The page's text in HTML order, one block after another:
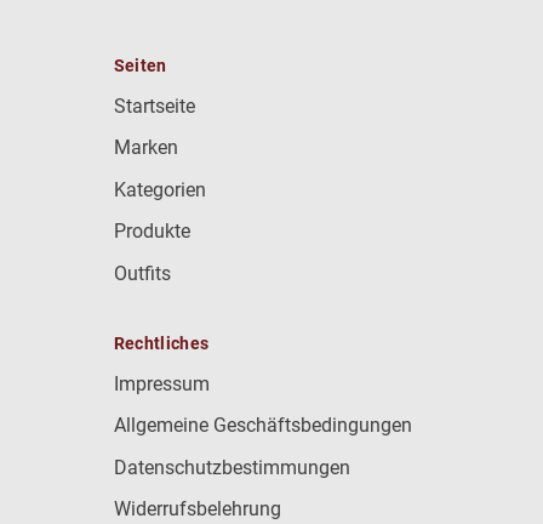
Seiten
Startseite
Marken
Kategorien
Produkte
Outfits
Rechtliches
Impressum
Allgemeine Geschäftsbedingungen
Datenschutzbestimmungen
Widerrufsbelehrung